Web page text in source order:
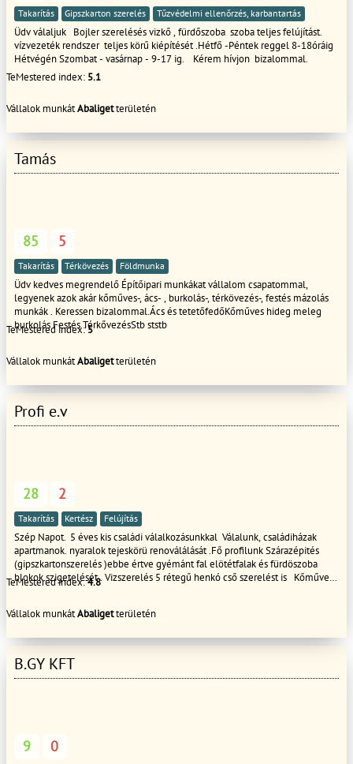
Takarítás Gipszkarton szerelés Tűzvédelmi ellenőrzés, karbantartás
Üdv válaljuk Bojler szerelésés vizkő , fürdőszoba szoba teljes felújítást.
vízvezeték rendszer teljes körű kiépítését .Hétfő -Péntek reggel 8-18óráig
Hétvégén Szombat - vasárnap - 9-17 ig. Kérem hívjon bizalommal.
TeMestered index: 5.1
Vállalok munkátAbaligetterületén
Tamás
85 5
Takarítás Térkövezés Földmunka
Üdv kedves megrendelő Építőipari munkákat vállalom csapatommal,
legyenek azok akár kőműves-, ács- , burkolás-, térkövezés-, festés mázolás
munkák . Keressen bizalommal.Ács és tetetőfedőKőműves hideg meleg
burkolás Festés TérkővezésStb ststb
TeMestered index:5
Vállalok munkátAbaligetterületén
Profi e.v
28 2
Takarítás Kertész Felújítás
Szép Napot. 5 éves kis családi válalkozásunkkal Válalunk, családiházak
apartmanok. nyaralok tejeskörü renoválálását .Fő profilunk Szárazépités
(gipszkartonszerelés )ebbe értve gyémánt fal elötétfalak és fürdöszoba
blokok szigetelését . Vizszerelés 5 rétegű henkó cső szerelést is Kőműves
záró cserét' Hívjon bizzalomal a nap bármely szakában . Akár e-mailen is
TeMestered index:4.8
Vállalok munkátAbaligetterületén
B.GY KFT
9 0